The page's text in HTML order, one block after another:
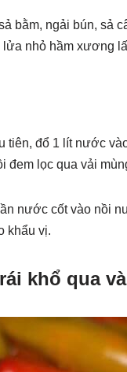
bằm, ngải bún, sả
nhỏ hầm xương
tiên, đổ 1 lít nước
đem lọc qua vải
nước cốt vào nồi
khẩu vị.
khổ qua